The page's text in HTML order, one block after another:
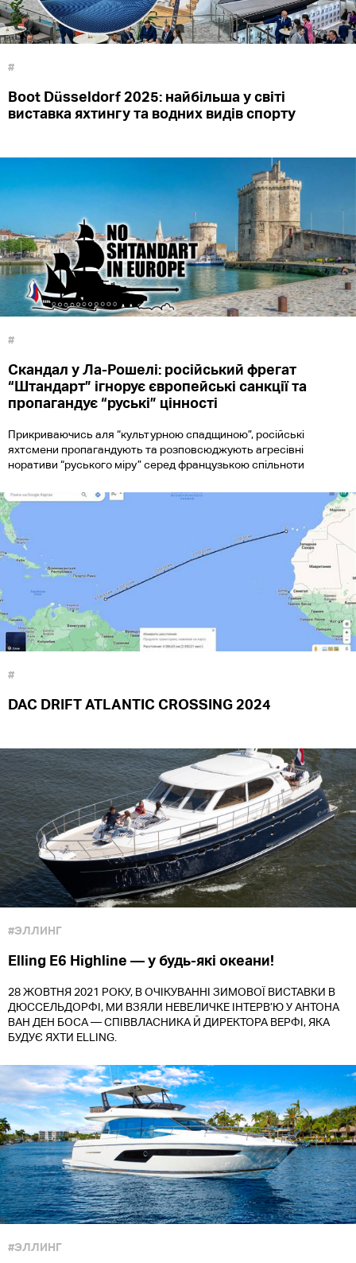
#
Boot Düsseldorf 2025: найбільша у світі
виставка яхтингу та водних видів спорту
#
Скандал у Ла-Рошелі: російський фрегат
“Штандарт” ігнорує європейські санкції та
пропагандує “руські” цінності
Прикриваючись аля “культурною спадщиною”, російські
яхтсмени пропагандують та розповсюджують агресівні
норативи “руського міру” серед французькою спільноти
#
DAC DRIFT ATLANTIC CROSSING 2024
#ЭЛЛИНГ
Elling E6 Highline — у будь-які океани!
28 ЖОВТНЯ 2021 РОКУ, В ОЧІКУВАННІ ЗИМОВОЇ ВИСТАВКИ В
ДЮССЕЛЬДОРФІ, МИ ВЗЯЛИ НЕВЕЛИЧКЕ ІНТЕРВ’Ю У АНТОНА
ВАН ДЕН БОСА — СПІВВЛАСНИКА Й ДИРЕКТОРА ВЕРФІ, ЯКА
БУДУЄ ЯХТИ ELLING.
#ЭЛЛИНГ